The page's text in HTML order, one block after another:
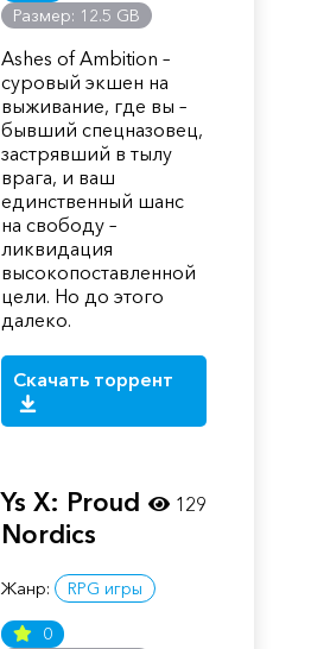
Размер: 12.5 GB
Ashes of Ambition –
суровый экшен на
выживание, где вы –
бывший спецназовец,
застрявший в тылу
врага, и ваш
единственный шанс
на свободу –
ликвидация
высокопоставленной
цели. Но до этого
далеко.
Скачать торрент
Ys X: Proud
Nordics
Жанр: RPG игры
0
129